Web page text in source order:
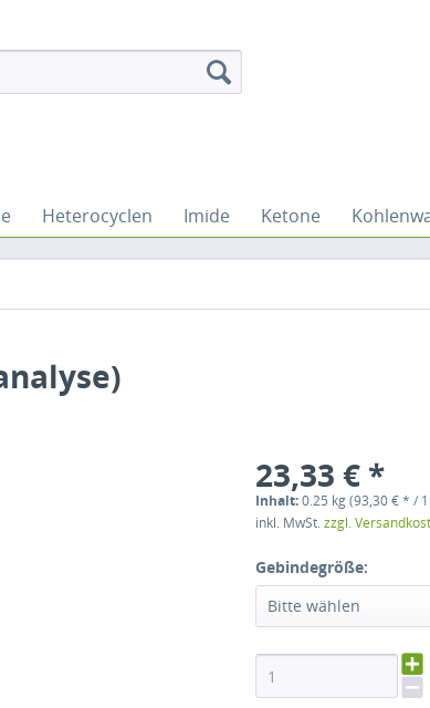
Heterocyclen Imide Ketone
23,33 € *
Inhalt:0.25 kg (93,30 € * /
inkl. MwSt.zzgl.
Gebindegröße:
Bitte wählen